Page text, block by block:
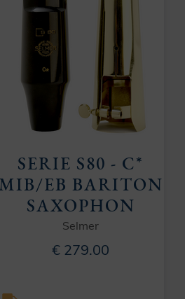
SERIE S80 - C*
MIB/EB BARITON
SAXOPHON
Selmer
€ 279.00